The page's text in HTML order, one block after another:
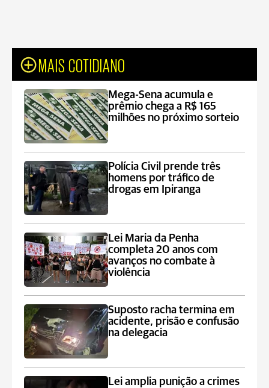
MAIS COTIDIANO
Mega-Sena acumula e
prêmio chega a R$ 165
milhões no próximo sorteio
Polícia Civil prende três
homens por tráfico de
drogas em Ipiranga
Lei Maria da Penha
completa 20 anos com
avanços no combate à
violência
Suposto racha termina em
acidente, prisão e confusão
na delegacia
Lei amplia punição a crimes